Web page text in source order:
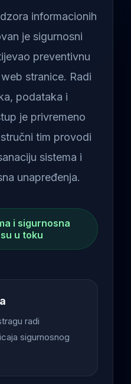
informacionih
je sigurnosni
preventivnu
stranice. Radi
podataka i
je privremeno
tim provodi
sistema i
unapređenja.
i sigurnosna
u toku
radi
sigurnosnog